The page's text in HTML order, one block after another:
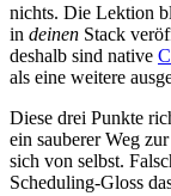
nichts. Die Lektion
in deinen Stack
deshalb sind native
als eine weitere
Diese drei Punkte
ein sauberer Weg
sich von selbst.
Scheduling-Gloss